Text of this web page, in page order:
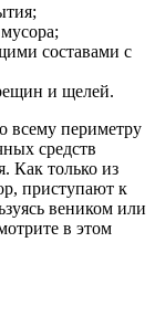
составами с
и щелей.
всему периметру
средств
Как только из
приступают к
веником или
в этом